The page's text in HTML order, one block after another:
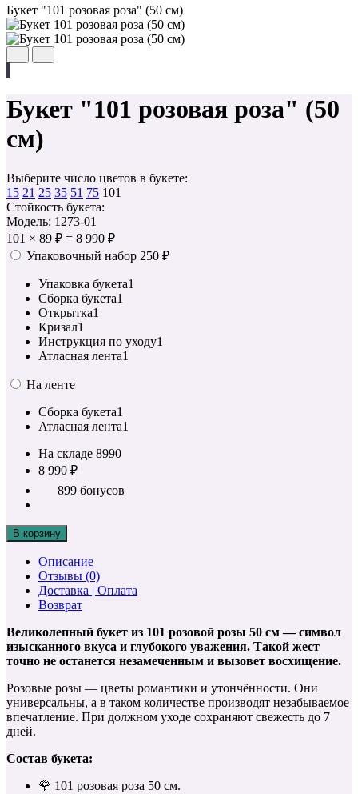
Букет "101 розовая роза" (50 см)
Букет "101 розовая роза" (50
см)
Выберите число цветов в букете:
15 21 25 35 51 75 101
Стойкость букета:
Модель: 1273-01
101 × 89 ₽ = 8 990 ₽
Упаковочный набор 250 ₽
Упаковка букета1
Сборка букета1
Открытка1
Кризал1
Инструкция по уходу1
Атласная лента1
На ленте
Сборка букета1
Атласная лента1
На складе 8990
8 990 ₽
899 бонусов
В корзину
Описание
Отзывы (0)
Доставка | Оплата
Возврат
Великолепный букет из 101 розовой розы 50 см — символ
изысканного вкуса и глубокого уважения. Такой жест
точно не останется незамеченным и вызовет восхищение.
Розовые розы — цветы романтики и утончённости. Они
универсальны, а в таком количестве производят незабываемое
впечатление. При должном уходе сохраняют свежесть до 7
дней.
Состав букета:
🌹 101 розовая роза 50 см.